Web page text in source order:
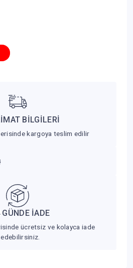
BİLGİLERİ
kargoya teslim edilir
GÜNDE İADE
ücretsiz ve kolayca iade
edebilirsiniz.